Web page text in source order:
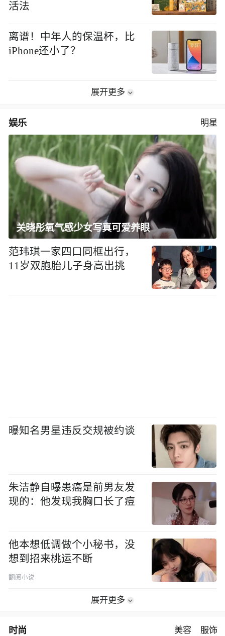
活法
离谱！中年人的保温杯，比
iPhone还小了？
展开更多
娱乐 明星
关晓彤氧气感少女写真可爱养眼
范玮琪一家四口同框出行，
11岁双胞胎儿子身高出挑
曝知名男星违反交规被约谈
朱洁静自曝患癌是前男友发
现的：他发现我胸口长了痘
他本想低调做个小秘书，没
想到招来桃运不断
翻阅小说
展开更多
时尚 美容 服饰